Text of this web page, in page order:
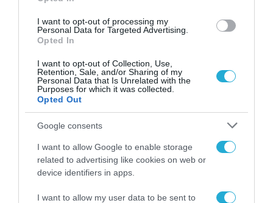
I want to opt-out of processing my
Personal Data for Targeted Advertising.
Opted In
I want to opt-out of Collection, Use,
Retention, Sale, and/or Sharing of my
Personal Data that Is Unrelated with the
Purposes for which it was collected.
Opted Out
Google consents
I want to allow Google to enable storage
related to advertising like cookies on web or
device identifiers in apps.
I want to allow my user data to be sent to